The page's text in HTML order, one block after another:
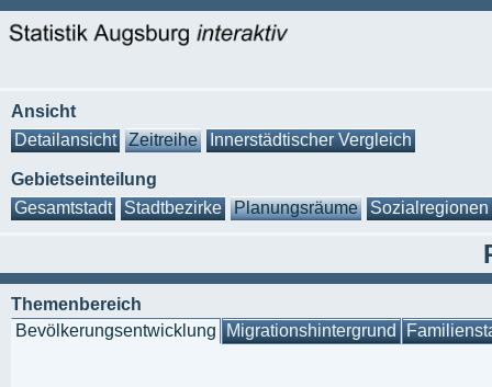
Ansicht
Detailansicht
Zeitreihe Innerstädtischer Vergleich
Gebietseinteilung
Gesamtstadt
Stadtbezirke Planungsräume Sozialregionen
Themenbereich
Bevölkerungsentwicklung Migrationshintergrund